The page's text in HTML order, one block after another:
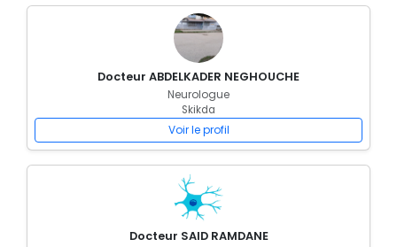
Docteur ABDELKADER NEGHOUCHE
Neurologue
Skikda
Voir le profil
Docteur SAID RAMDANE